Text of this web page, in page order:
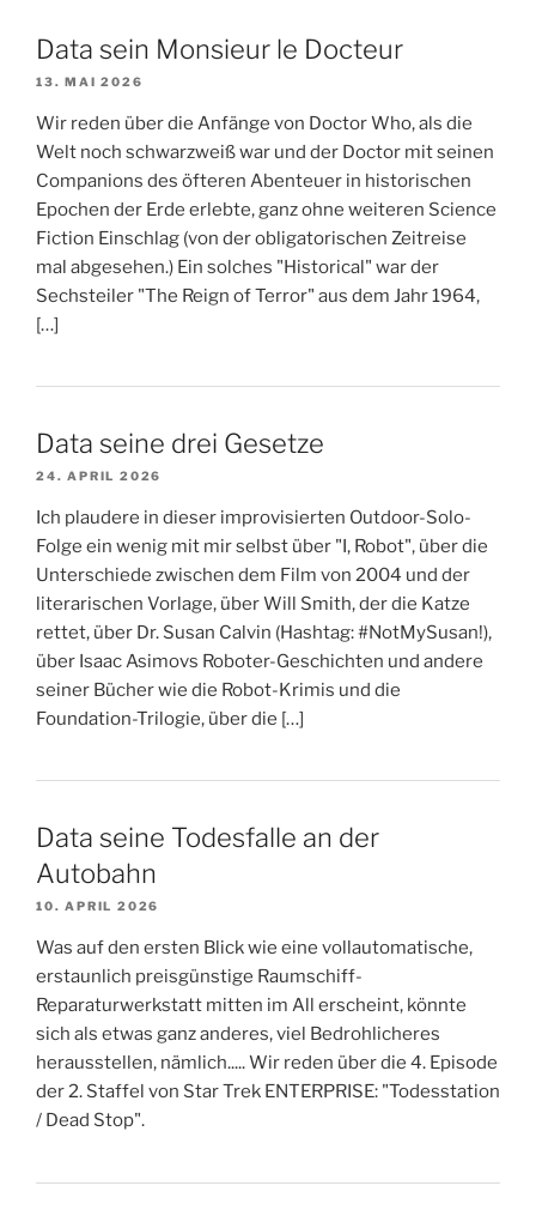
Data sein Monsieur le Docteur
13. MAI 2026
Wir reden über die Anfänge von Doctor Who, als die
Welt noch schwarzweiß war und der Doctor mit seinen
Companions des öfteren Abenteuer in historischen
Epochen der Erde erlebte, ganz ohne weiteren Science
Fiction Einschlag (von der obligatorischen Zeitreise
mal abgesehen.) Ein solches "Historical" war der
Sechsteiler "The Reign of Terror" aus dem Jahr 1964,
[…]
Data seine drei Gesetze
24. APRIL 2026
Ich plaudere in dieser improvisierten Outdoor-Solo-
Folge ein wenig mit mir selbst über "I, Robot", über die
Unterschiede zwischen dem Film von 2004 und der
literarischen Vorlage, über Will Smith, der die Katze
rettet, über Dr. Susan Calvin (Hashtag: #NotMySusan!),
über Isaac Asimovs Roboter-Geschichten und andere
seiner Bücher wie die Robot-Krimis und die
Foundation-Trilogie, über die […]
Data seine Todesfalle an der
Autobahn
10. APRIL 2026
Was auf den ersten Blick wie eine vollautomatische,
erstaunlich preisgünstige Raumschiff-
Reparaturwerkstatt mitten im All erscheint, könnte
sich als etwas ganz anderes, viel Bedrohlicheres
herausstellen, nämlich..... Wir reden über die 4. Episode
der 2. Staffel von Star Trek ENTERPRISE: "Todesstation
/ Dead Stop".